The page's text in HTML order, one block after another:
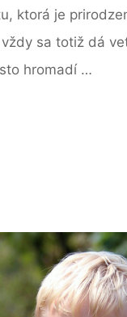
ktorá je
sa totiž dá
hromadí …